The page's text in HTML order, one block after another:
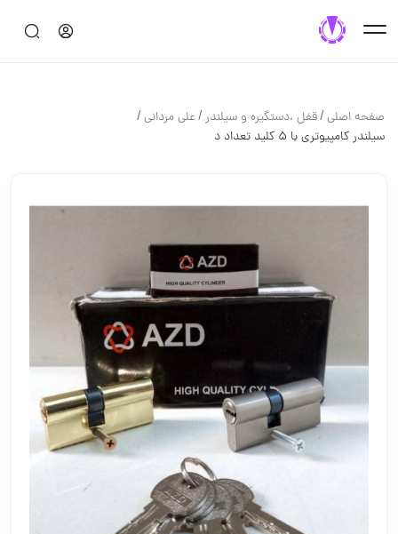
صفحه اصلی/قفل ،دستگيره و سيلندر/علی مردانی/
سیلندر کامپیوتری با ۵ کلید تعداد د